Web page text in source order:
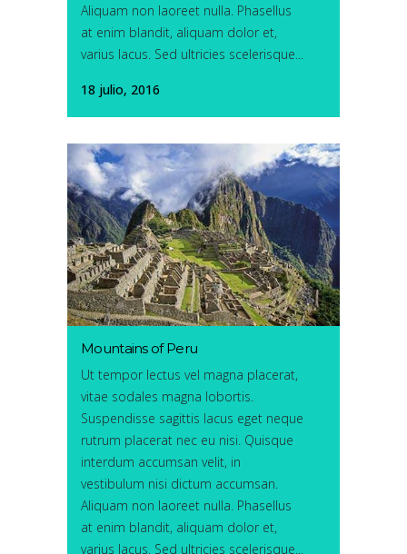
Aliquam non laoreet nulla. Phasellus
at enim blandit, aliquam dolor et,
varius lacus. Sed ultricies scelerisque...
18 julio, 2016
Mountains of Peru
Ut tempor lectus vel magna placerat,
vitae sodales magna lobortis.
Suspendisse sagittis lacus eget neque
rutrum placerat nec eu nisi. Quisque
interdum accumsan velit, in
vestibulum nisi dictum accumsan.
Aliquam non laoreet nulla. Phasellus
at enim blandit, aliquam dolor et,
varius lacus. Sed ultricies scelerisque...